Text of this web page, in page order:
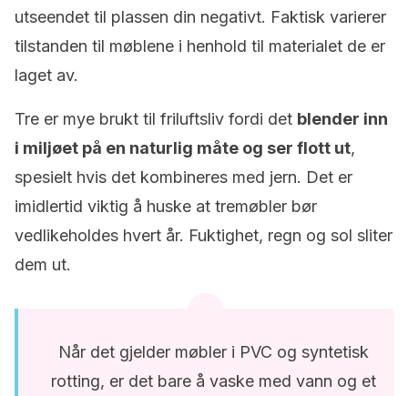
utseendet til plassen din negativt. Faktisk varierer
tilstanden til møblene i henhold til materialet de er
laget av.
Tre er mye brukt til friluftsliv fordi det blender inn
i miljøet på en naturlig måte og ser flott ut,
spesielt hvis det kombineres med jern. Det er
imidlertid viktig å huske at tremøbler bør
vedlikeholdes hvert år. Fuktighet, regn og sol sliter
dem ut.
Når det gjelder møbler i PVC og syntetisk
rotting, er det bare å vaske med vann og et